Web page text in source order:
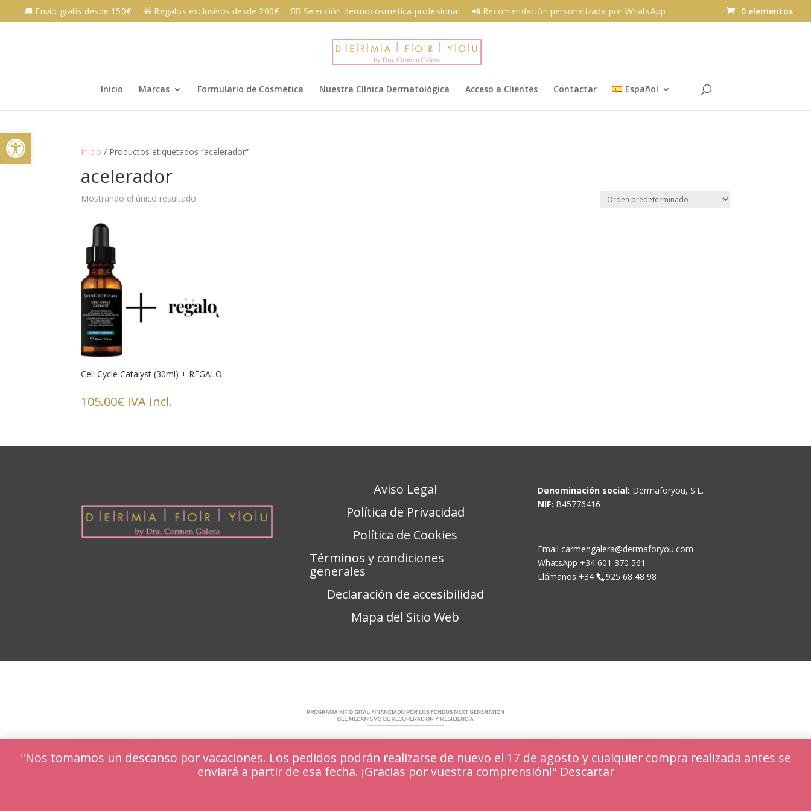
content
Abrir barra de herramientas
"Nos tomamos un descanso por vacaciones. Los pedidos podrán realizarse de nuevo el 17 de agosto y cualquier compra realizada antes se
enviará a partir de esa fecha. ¡Gracias por vuestra comprensión!" Descartar
🚚 Envío gratis desde 150€ 🎁 Regalos exclusivos desde 200€ 👩‍⚕️ Selección dermocosmética profesional 📲 Recomendación personalizada por WhatsApp 0 elementos
Inicio Marcas Formulario de Cosmética Nuestra Clínica Dermatológica Acceso a Clientes Contactar Español
Inicio / Productos etiquetados “acelerador”
acelerador
Mostrando el único resultado
Cell Cycle Catalyst (30ml) + REGALO
105.00€ IVA Incl.
Aviso Legal
Política de Privacidad
Política de Cookies
Términos y condiciones
generales
Declaración de accesibilidad
Mapa del Sitio Web
Denominación social: Dermaforyou, S.L.
NIF: B45776416
Email carmengalera@dermaforyou.com
WhatsApp +34 601 370 561
Llámanos +34
925 68 48 98